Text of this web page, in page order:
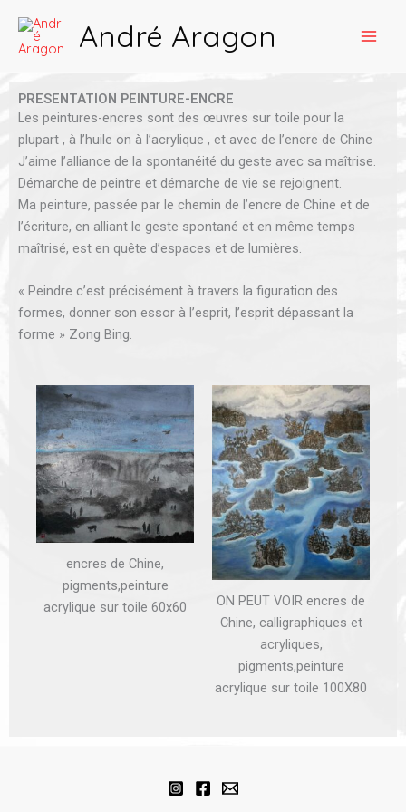
contenu
André Aragon
PRESENTATION PEINTURE-ENCRE
Les peintures-encres sont des œuvres sur toile pour la
plupart , à l’huile on à l’acrylique , et avec de l’encre de Chine
J’aime l’alliance de la spontanéité du geste avec sa maîtrise.
Démarche de peintre et démarche de vie se rejoignent.
Ma peinture, passée par le chemin de l’encre de Chine et de
l’écriture, en alliant le geste spontané et en même temps
maîtrisé, est en quête d’espaces et de lumières.
« Peindre c’est précisément à travers la figuration des
formes, donner son essor à l’esprit, l’esprit dépassant la
forme » Zong Bing.
encres de Chine,
pigments,peinture
acrylique sur toile 60x60
ON PEUT VOIR encres de
Chine, calligraphiques et
acryliques,
pigments,peinture
acrylique sur toile 100X80